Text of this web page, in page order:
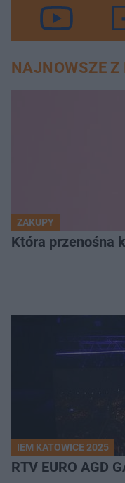
NAJNOWSZE Z
ZAKUPY
Która przenośna
IEM KATOWICE 2025
RTV EURO AGD